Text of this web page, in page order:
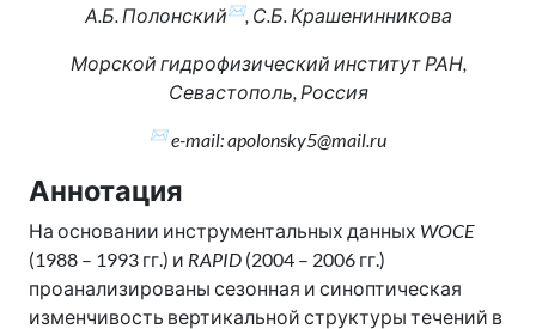
А.Б. Полонский✉, С.Б. Крашенинникова
Морской гидрофизический институт РАН,
Севастополь, Россия
✉e-mail: apolonsky5@mail.ru
Аннотация
На основании инструментальных данных WOCE
(1988 – 1993 гг.) и RAPID (2004 – 2006 гг.)
проанализированы сезонная и синоптическая
изменчивость вертикальной структуры течений в